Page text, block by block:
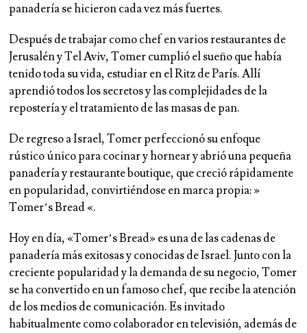
panadería se hicieron cada vez más fuertes.
Después de trabajar como chef en varios restaurantes de
Jerusalén y Tel Aviv, Tomer cumplió el sueño que había
tenido toda su vida, estudiar en el Ritz de París. Allí
aprendió todos los secretos y las complejidades de la
repostería y el tratamiento de las masas de pan.
De regreso a Israel, Tomer perfeccionó su enfoque
rústico único para cocinar y hornear y abrió una pequeña
panadería y restaurante boutique, que creció rápidamente
en popularidad, convirtiéndose en marca propia: »
Tomer’s Bread «.
Hoy en día, «Tomer’s Bread» es una de las cadenas de
panadería más exitosas y conocidas de Israel. Junto con la
creciente popularidad y la demanda de su negocio, Tomer
se ha convertido en un famoso chef, que recibe la atención
de los medios de comunicación. Es invitado
habitualmente como colaborador en televisión, además de